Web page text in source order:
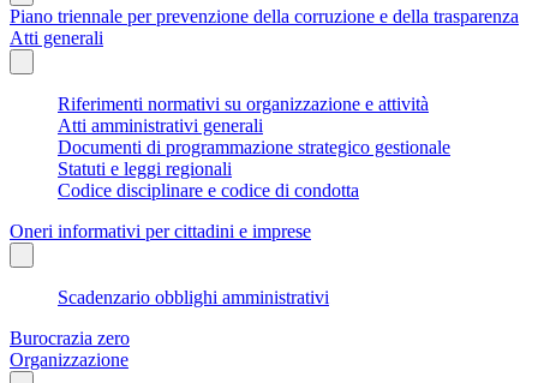
Piano triennale per prevenzione della corruzione e della trasparenza
Atti generali
Riferimenti normativi su organizzazione e attività
Atti amministrativi generali
Documenti di programmazione strategico gestionale
Statuti e leggi regionali
Codice disciplinare e codice di condotta
Oneri informativi per cittadini e imprese
Scadenzario obblighi amministrativi
Burocrazia zero
Organizzazione